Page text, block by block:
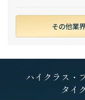
その他業
ハイクラス・
タイ